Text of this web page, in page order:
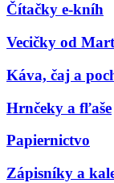
Čítačky e-kníh
Vecičky od
Káva, čaj a
Hrnčeky a fľaše
Papiernictvo
Zápisníky a